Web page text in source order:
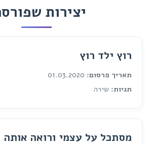
יצירות
רוץ ילד רוץ
תאריך פרסום:
תגיות: שירה
מסתכל על עצמי ורואה אותה